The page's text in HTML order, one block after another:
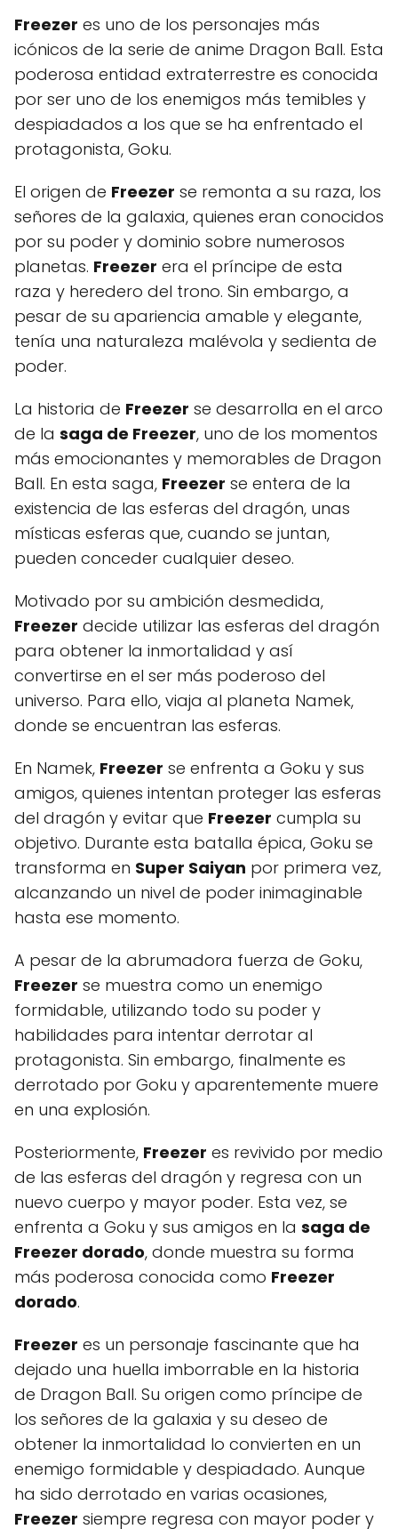
Freezer es uno de los personajes más
icónicos de la serie de anime Dragon Ball. Esta
poderosa entidad extraterrestre es conocida
por ser uno de los enemigos más temibles y
despiadados a los que se ha enfrentado el
protagonista, Goku.
El origen de Freezer se remonta a su raza, los
señores de la galaxia, quienes eran conocidos
por su poder y dominio sobre numerosos
planetas. Freezer era el príncipe de esta
raza y heredero del trono. Sin embargo, a
pesar de su apariencia amable y elegante,
tenía una naturaleza malévola y sedienta de
poder.
La historia de Freezer se desarrolla en el arco
de la saga de Freezer, uno de los momentos
más emocionantes y memorables de Dragon
Ball. En esta saga, Freezer se entera de la
existencia de las esferas del dragón, unas
místicas esferas que, cuando se juntan,
pueden conceder cualquier deseo.
Motivado por su ambición desmedida,
Freezer decide utilizar las esferas del dragón
para obtener la inmortalidad y así
convertirse en el ser más poderoso del
universo. Para ello, viaja al planeta Namek,
donde se encuentran las esferas.
En Namek, Freezer se enfrenta a Goku y sus
amigos, quienes intentan proteger las esferas
del dragón y evitar que Freezer cumpla su
objetivo. Durante esta batalla épica, Goku se
transforma en Super Saiyan por primera vez,
alcanzando un nivel de poder inimaginable
hasta ese momento.
A pesar de la abrumadora fuerza de Goku,
Freezer se muestra como un enemigo
formidable, utilizando todo su poder y
habilidades para intentar derrotar al
protagonista. Sin embargo, finalmente es
derrotado por Goku y aparentemente muere
en una explosión.
Posteriormente, Freezer es revivido por medio
de las esferas del dragón y regresa con un
nuevo cuerpo y mayor poder. Esta vez, se
enfrenta a Goku y sus amigos en la saga de
Freezer dorado, donde muestra su forma
más poderosa conocida como Freezer
dorado.
Freezer es un personaje fascinante que ha
dejado una huella imborrable en la historia
de Dragon Ball. Su origen como príncipe de
los señores de la galaxia y su deseo de
obtener la inmortalidad lo convierten en un
enemigo formidable y despiadado. Aunque
ha sido derrotado en varias ocasiones,
Freezer siempre regresa con mayor poder y